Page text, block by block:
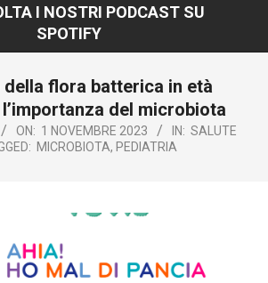
I NOSTRI PODCAST SU
SPOTIFY
della flora batterica in età
del microbiota
ON: 1 NOVEMBRE 2023 IN: SALUTE
MICROBIOTA, PEDIATRIA